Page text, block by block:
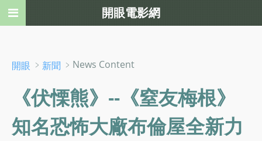
開眼 ﹥ 新聞 ﹥News Content
《伏慄熊》--《窒友梅根》
知名恐怖大廠布倫屋全新力
開眼電影網